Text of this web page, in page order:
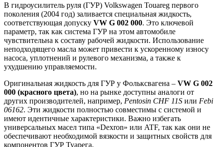
В гидроусилитель руля (ГУР) Volkswagen Touareg первого
поколения (2004 год) заливается специальная жидкость,
соответствующая допуску VW G 002 000. Это ключевой
параметр, так как система ГУР на этом автомобиле
чувствительна к составу рабочей жидкости. Использование
неподходящего масла может привести к ускоренному износу
насоса, уплотнений и рулевого механизма, а также к
ухудшению управляемости.
Оригинальная жидкость для ГУР у Фольксвагена – VW G 002
000 (красного цвета), но на рынке доступны аналоги от
других производителей, например, Pentosin CHF 11S или Febi
06162. Эти жидкости полностью совместимы с системой и
имеют идентичные характеристики. Важно избегать
универсальных масел типа «Dexron» или ATF, так как они не
обеспечивают необходимой вязкости и защитных свойств для
компонентов ГУР Туарега.